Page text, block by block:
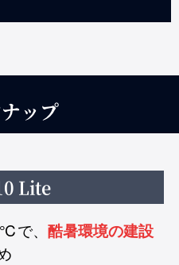
ップ
Lite
で、 酷暑環境の建設